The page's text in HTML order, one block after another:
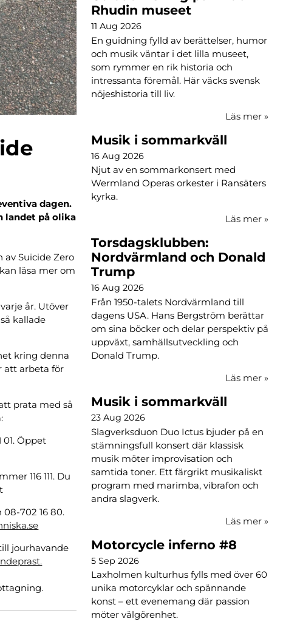
dagen.
landet på olika
Suicide Zero
läsa mer om
år. Utöver
kallade
kring denna
att arbeta för
prata med så
Öppet
116 111. Du
702 16 80.
e
jourhavande
Rhudin museet
11 Aug 2026
En guidning fylld av berättelser, humor
och musik väntar i det lilla museet,
som rymmer en rik historia och
intressanta föremål. Här väcks svensk
nöjeshistoria till liv.
Läs mer »
Musik i sommarkväll
16 Aug 2026
Njut av en sommarkonsert med
Wermland Operas orkester i Ransäters
kyrka.
Läs mer »
Torsdagsklubben:
Nordvärmland och Donald
Trump
16 Aug 2026
Från 1950-talets Nordvärmland till
dagens USA. Hans Bergström berättar
om sina böcker och delar perspektiv på
uppväxt, samhällsutveckling och
Donald Trump.
Läs mer »
Musik i sommarkväll
23 Aug 2026
Slagverksduon Duo Ictus bjuder på en
stämningsfull konsert där klassisk
musik möter improvisation och
samtida toner. Ett färgrikt musikaliskt
program med marimba, vibrafon och
andra slagverk.
Läs mer »
Motorcycle inferno #8
5 Sep 2026
Laxholmen kulturhus fylls med över 60
unika motorcyklar och spännande
konst – ett evenemang där passion
möter välgörenhet.